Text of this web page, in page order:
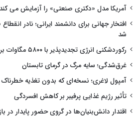
آمریکا مدل «دکتری صنعتی» را آزمایش می کند
افتخار جهانی برای دانشمند ایرانی؛ نادر
شد
رکوردشکنی انرژی تجدیدپذیر با ۵۸۰۰ مگاوات برق
غرق‌شدگی؛ سایه مرگ در گرمای تابستان
آمپول لاغری؛ نسخه‌ای که بدون تغذیه
تأثیر رژیم غذایی پرفیبر بر کاهش افسردگی
اقتدار دانش‌بنیان‌ها در گروی حضور پایدار در